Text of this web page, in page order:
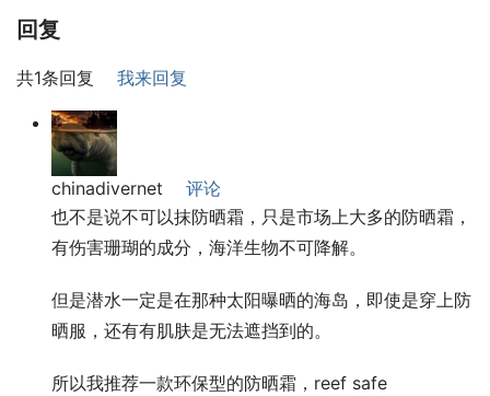
回复
共1条回复 我来回复
chinadivernet
评论
也不是说不可以抹防晒霜，只是市场上大多的防晒霜，
有伤害珊瑚的成分，海洋生物不可降解。
但是潜水一定是在那种太阳曝晒的海岛，即使是穿上防
晒服，还有有肌肤是无法遮挡到的。
所以我推荐一款环保型的防晒霜，reef safe